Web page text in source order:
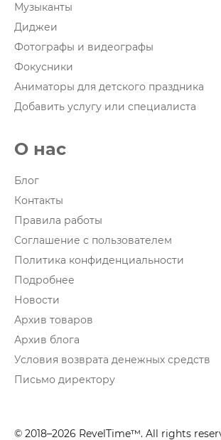
Музыканты
Диджеи
Фотографы и видеографы
Фокусники
Аниматоры для детского праздника
Добавить услугу или специалиста
О нас
Блог
Контакты
Правила работы
Соглашение с пользователем
Политика конфиденциальности
Подробнее
Новости
Архив товаров
Архив блога
Условия возврата денежных средств
Письмо директору
© 2018–2026 RevelTime™. All rights